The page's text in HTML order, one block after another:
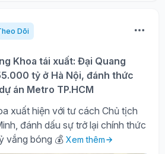
Dõi
Khoa tái xuất: Đại Quang
tỷ ở Hà Nội, đánh thức
án Metro TP.HCM
xuất hiện với tư cách Chủ tịch
đánh dấu sự trở lại chính thức
vắng bóng 💰 Xem thêm